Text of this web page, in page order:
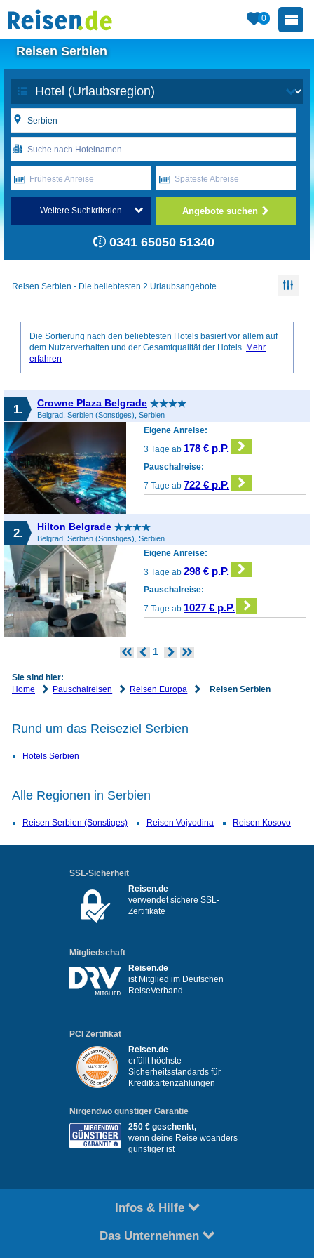
0
Reisen Serbien
Früheste Anreise Späteste Abreise
Weitere Suchkriterien Angebote suchen
0341 65050 51340
Reisen Serbien - Die beliebtesten 2 Urlaubsangebote
Die Sortierung nach den beliebtesten Hotels basiert vor allem auf
dem Nutzerverhalten und der Gesamtqualität der Hotels. Mehr
erfahren
1. Crowne Plaza Belgrade
Belgrad, Serbien (Sonstiges), Serbien
Eigene Anreise:
3 Tage ab 178 € p.P.
Pauschalreise:
7 Tage ab722 € p.P.
2. Hilton Belgrade
Belgrad, Serbien (Sonstiges), Serbien
Eigene Anreise:
3 Tage ab298 € p.P.
Pauschalreise:
7 Tage ab 1027 € p.P.
1
Sie sind hier:
Home
Pauschalreisen Reisen Europa Reisen Serbien
Rund um das Reiseziel Serbien
Hotels Serbien
Alle Regionen in Serbien
Reisen Serbien (Sonstiges) Reisen Vojvodina Reisen Kosovo
SSL-Sicherheit
Reisen.de
verwendet sichere SSL-
Zertifikate
Mitgliedschaft
Reisen.de
ist Mitglied im Deutschen
ReiseVerband
PCI Zertifikat
Reisen.de
erfüllt höchste
Sicherheitsstandards für
Kreditkartenzahlungen
Nirgendwo günstiger Garantie
250 € geschenkt,
wenn deine Reise woanders
günstiger ist
Infos & Hilfe
Das Unternehmen